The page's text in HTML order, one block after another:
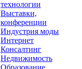
технологии
Выставки,
конференции
Индустрия моды
Интернет
Консалтинг
Недвижимость
Образование